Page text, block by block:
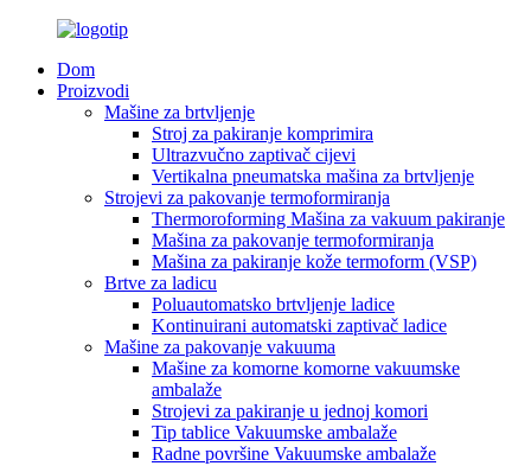
Dom
Proizvodi
Mašine za brtvljenje
Stroj za pakiranje komprimira
Ultrazvučno zaptivač cijevi
Vertikalna pneumatska mašina za brtvljenje
Strojevi za pakovanje termoformiranja
Thermoroforming Mašina za vakuum pakiranje
Mašina za pakovanje termoformiranja
Mašina za pakiranje kože termoform (VSP)
Brtve za ladicu
Poluautomatsko brtvljenje ladice
Kontinuirani automatski zaptivač ladice
Mašine za pakovanje vakuuma
Mašine za komorne komorne vakuumske
ambalaže
Strojevi za pakiranje u jednoj komori
Tip tablice Vakuumske ambalaže
Radne površine Vakuumske ambalaže